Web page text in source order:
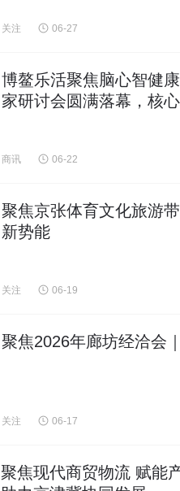
关注 06-27
博鳌乐活聚焦脑心智健
家研讨会圆满落幕，核
商讯 06-22
聚焦京张体育文化旅游
新势能
关注 06-19
聚焦2026年廊坊经洽会
关注 06-17
聚焦现代商贸物流 赋能